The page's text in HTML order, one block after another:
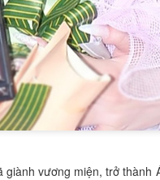
vương miện, trở thành
rỡ nét đẹp truyền
ngày lễ trọng đại, Á
- The Miss Global
thu hút mọi ánh nhìn.
Di Linh toát lên vẻ
phần rạng rỡ. Chiếc áo